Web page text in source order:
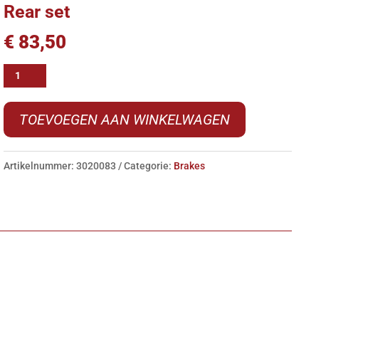
Rear set
€ 83,50
65-
Pads
,
Brake
Caliper
/
TOEVOEGEN AAN WINKELWAGEN
Artikelnummer: 3020083 Categorie: Brakes